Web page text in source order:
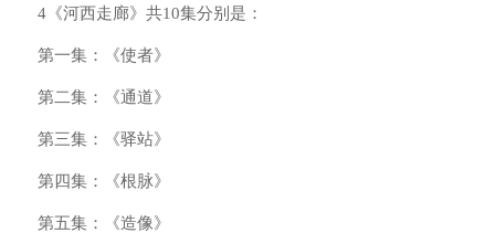
4《河西走廊》共10集分别是：
第一集：《使者》
第二集：《通道》
第三集：《驿站》
第四集：《根脉》
第五集：《造像》